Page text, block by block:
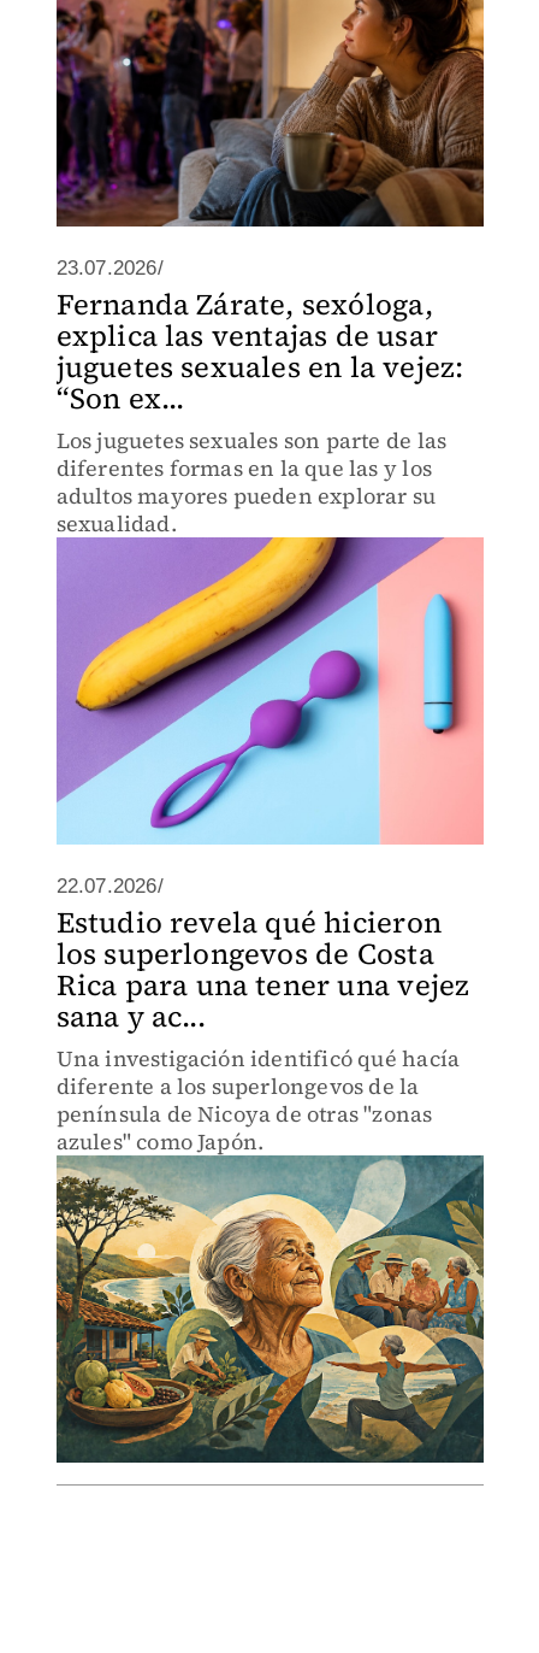
23.07.2026/
Fernanda Zárate, sexóloga,
explica las ventajas de usar
juguetes sexuales en la vejez:
“Son ex...
Los juguetes sexuales son parte de las
diferentes formas en la que las y los
adultos mayores pueden explorar su
sexualidad.
22.07.2026/
Estudio revela qué hicieron
los superlongevos de Costa
Rica para una tener una vejez
sana y ac...
Una investigación identificó qué hacía
diferente a los superlongevos de la
península de Nicoya de otras "zonas
azules" como Japón.